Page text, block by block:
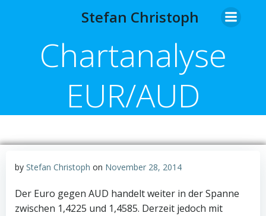
Inhalt
Stefan Christoph
Chartanalyse
EUR/AUD
by Stefan Christoph on November 28, 2014
Der Euro gegen AUD handelt weiter in der Spanne
zwischen 1,4225 und 1,4585. Derzeit jedoch mit